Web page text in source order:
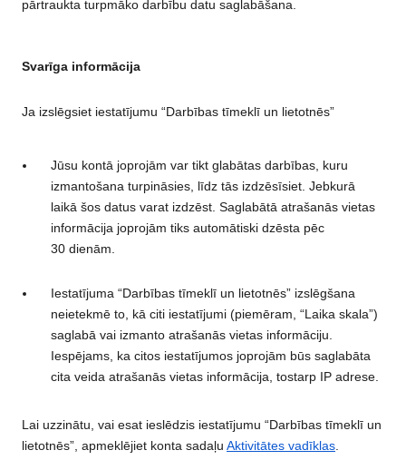
pārtraukta turpmāko darbību datu saglabāšana.
Svarīga informācija
Ja izslēgsiet iestatījumu “Darbības tīmeklī un lietotnēs”
Jūsu kontā joprojām var tikt glabātas darbības, kuru
izmantošana turpināsies, līdz tās izdzēsīsiet. Jebkurā
laikā šos datus varat izdzēst. Saglabātā atrašanās vietas
informācija joprojām tiks automātiski dzēsta pēc
30 dienām.
Iestatījuma “Darbības tīmeklī un lietotnēs” izslēgšana
neietekmē to, kā citi iestatījumi (piemēram, “Laika skala”)
saglabā vai izmanto atrašanās vietas informāciju.
Iespējams, ka citos iestatījumos joprojām būs saglabāta
cita veida atrašanās vietas informācija, tostarp IP adrese.
Lai uzzinātu, vai esat ieslēdzis iestatījumu “Darbības tīmeklī un
lietotnēs”, apmeklējiet konta sadaļu Aktivitātes vadīklas.